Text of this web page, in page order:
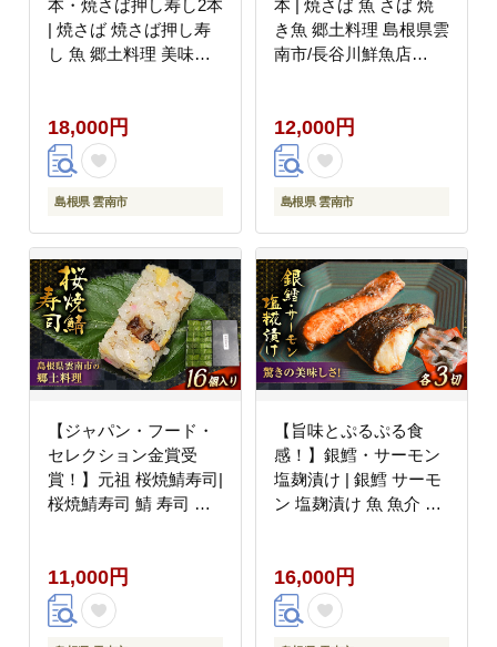
本・焼さば押し寿し2本
| 焼さば 焼さば押し寿
し 魚 郷土料理 美味し
18,000円
島根県 雲南市
本 | 焼さば 魚 さば 焼
き魚 郷土料理 島根県雲
南市/長谷川鮮魚店
12,000円
島根県 雲南市
【ジャパン・フード・
セレクション金賞受
賞！】元祖 桜焼鯖寿司|
桜焼鯖寿司 鯖 寿司 焼
社石田魚店 [AICQ001]
11,000円
【旨味とぷるぷる食
感！】銀鱈・サーモン
塩麹漬け | 銀鱈 サーモ
ン 塩麹漬け 魚 魚介 鮭
[AICQ003]
16,000円